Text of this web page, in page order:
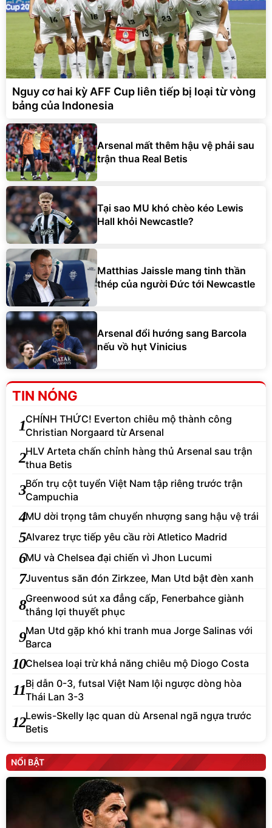
Nguy cơ hai kỳ AFF Cup liên tiếp bị loại từ vòng
bảng của Indonesia
Arsenal mất thêm hậu vệ phải sau
trận thua Real Betis
Tại sao MU khó chèo kéo Lewis
Hall khỏi Newcastle?
Matthias Jaissle mang tinh thần
thép của người Đức tới Newcastle
Arsenal đổi hướng sang Barcola
nếu vồ hụt Vinicius
TIN NÓNG
1CHÍNH THỨC! Everton chiêu mộ thành công
Christian Norgaard từ Arsenal
2HLV Arteta chấn chỉnh hàng thủ Arsenal sau trận
thua Betis
3Bốn trụ cột tuyển Việt Nam tập riêng trước trận
Campuchia
4MU dời trọng tâm chuyển nhượng sang hậu vệ trái
5Alvarez trực tiếp yêu cầu rời Atletico Madrid
6MU và Chelsea đại chiến vì Jhon Lucumi
7Juventus săn đón Zirkzee, Man Utd bật đèn xanh
8Greenwood sút xa đẳng cấp, Fenerbahce giành
thắng lợi thuyết phục
9Man Utd gặp khó khi tranh mua Jorge Salinas với
Barca
10Chelsea loại trừ khả năng chiêu mộ Diogo Costa
11Bị dẫn 0-3, futsal Việt Nam lội ngược dòng hòa
Thái Lan 3-3
12Lewis-Skelly lạc quan dù Arsenal ngã ngựa trước
Betis
NỔI BẬT